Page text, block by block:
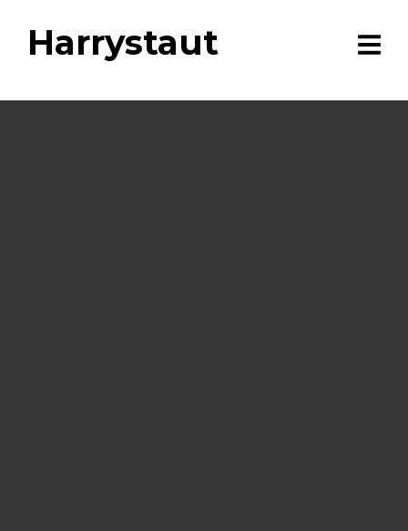
Harrystaut